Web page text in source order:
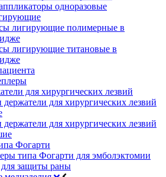
одноразовые
лигирующие полимерные в
лигирующие титановые в
для хирургических лезвий
держатели для хирургических лезвий
держатели для хирургических лезвий
Фогарти
типа Фогарти для эмболэктомии
для защиты раны